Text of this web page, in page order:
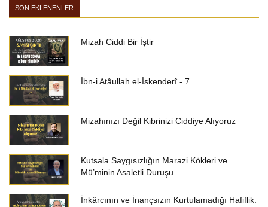
SON EKLENENLER
Mizah Ciddi Bir İştir
İbn-i Atâullah el-İskenderî - 7
Mizahınızı Değil Kibrinizi Ciddiye Alıyoruz
Kutsala Saygısızlığın Marazi Kökleri ve
Mü’minin Asaletli Duruşu
İnkârcının ve İnançsızın Kurtulamadığı Hafiflik: